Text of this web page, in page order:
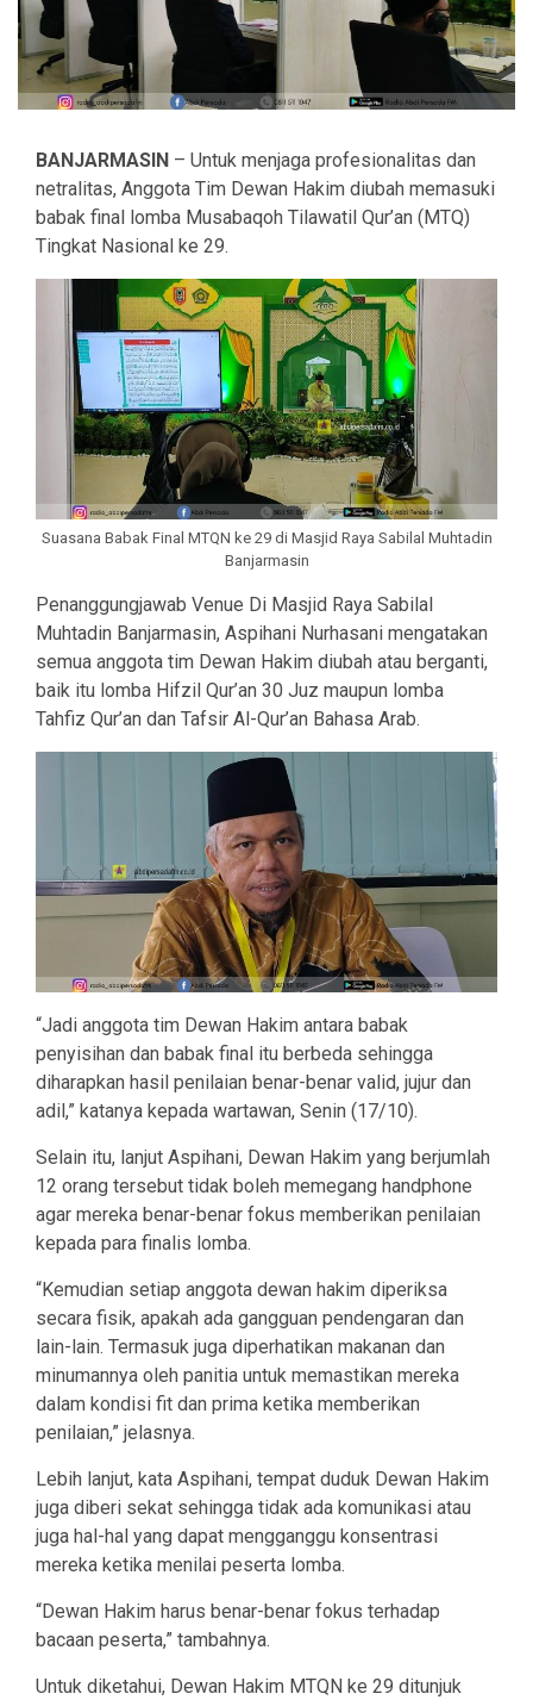
BANJARMASIN – Untuk menjaga profesionalitas dan
netralitas, Anggota Tim Dewan Hakim diubah memasuki
babak final lomba Musabaqoh Tilawatil Qur’an (MTQ)
Tingkat Nasional ke 29.
Suasana Babak Final MTQN ke 29 di Masjid Raya Sabilal Muhtadin
Banjarmasin
Penanggungjawab Venue Di Masjid Raya Sabilal
Muhtadin Banjarmasin, Aspihani Nurhasani mengatakan
semua anggota tim Dewan Hakim diubah atau berganti,
baik itu lomba Hifzil Qur’an 30 Juz maupun lomba
Tahfiz Qur’an dan Tafsir Al-Qur’an Bahasa Arab.
“Jadi anggota tim Dewan Hakim antara babak
penyisihan dan babak final itu berbeda sehingga
diharapkan hasil penilaian benar-benar valid, jujur dan
adil,” katanya kepada wartawan, Senin (17/10).
Selain itu, lanjut Aspihani, Dewan Hakim yang berjumlah
12 orang tersebut tidak boleh memegang handphone
agar mereka benar-benar fokus memberikan penilaian
kepada para finalis lomba.
“Kemudian setiap anggota dewan hakim diperiksa
secara fisik, apakah ada gangguan pendengaran dan
lain-lain. Termasuk juga diperhatikan makanan dan
minumannya oleh panitia untuk memastikan mereka
dalam kondisi fit dan prima ketika memberikan
penilaian,” jelasnya.
Lebih lanjut, kata Aspihani, tempat duduk Dewan Hakim
juga diberi sekat sehingga tidak ada komunikasi atau
juga hal-hal yang dapat mengganggu konsentrasi
mereka ketika menilai peserta lomba.
“Dewan Hakim harus benar-benar fokus terhadap
bacaan peserta,” tambahnya.
Untuk diketahui, Dewan Hakim MTQN ke 29 ditunjuk